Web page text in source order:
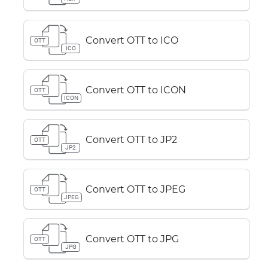
OTT
ICO
Convert OTT to ICO
OTT
ICON
Convert OTT to ICON
OTT
JP2
Convert OTT to JP2
OTT
JPEG
Convert OTT to JPEG
OTT
JPG
Convert OTT to JPG